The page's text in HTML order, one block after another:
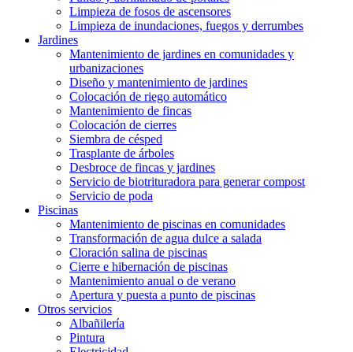
Limpieza de fosos de ascensores
Limpieza de inundaciones, fuegos y derrumbes
Jardines
Mantenimiento de jardines en comunidades y
urbanizaciones
Diseño y mantenimiento de jardines
Colocación de riego automático
Mantenimiento de fincas
Colocación de cierres
Siembra de césped
Trasplante de árboles
Desbroce de fincas y jardines
Servicio de biotrituradora para generar compost
Servicio de poda
Piscinas
Mantenimiento de piscinas en comunidades
Transformación de agua dulce a salada
Cloración salina de piscinas
Cierre e hibernación de piscinas
Mantenimiento anual o de verano
Apertura y puesta a punto de piscinas
Otros servicios
Albañilería
Pintura